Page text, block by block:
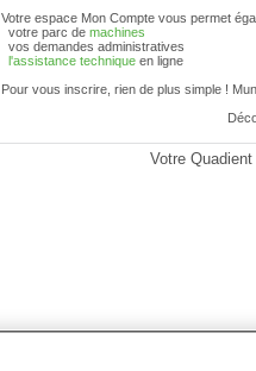
Votre espace Mon Compte vous permet
votre parc de machines
vos demandes administratives
l'assistance technique en ligne
Pour vous inscrire, rien de plus simple !
Votre Quadient